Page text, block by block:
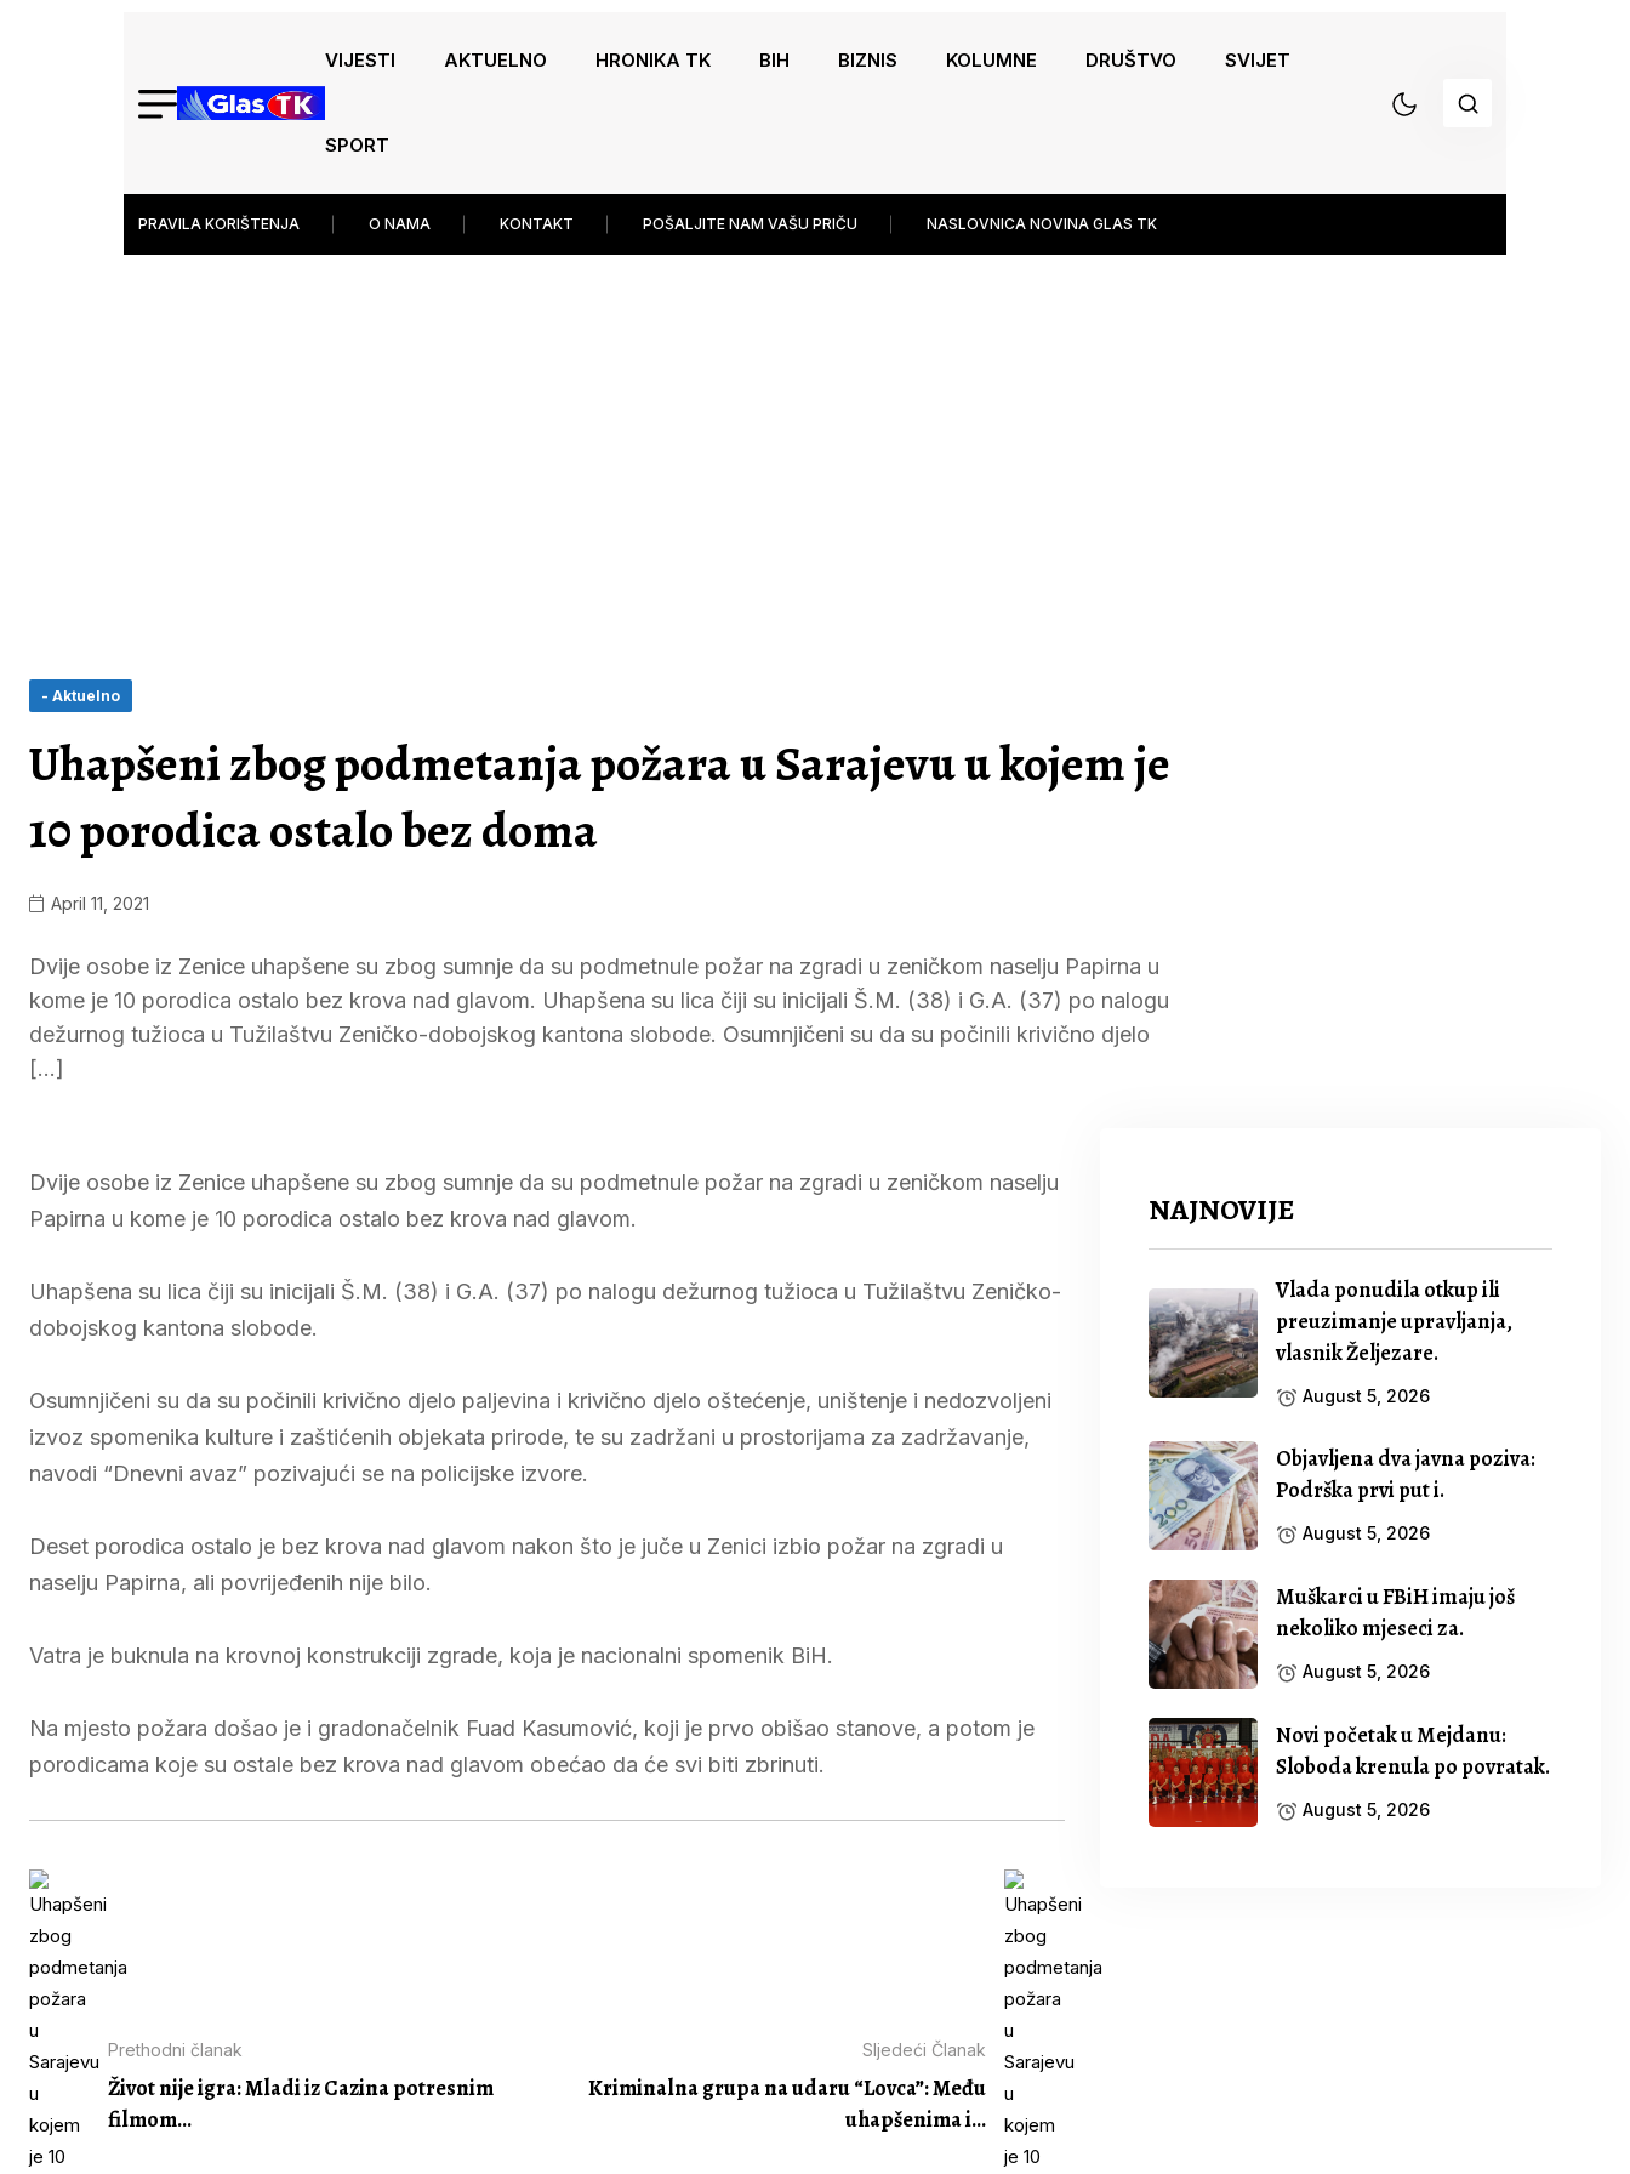
VIJESTI AKTUELNO HRONIKA TK BIH BIZNIS KOLUMNE DRUŠTVO SVIJET
SPORT
PRAVILA KORIŠTENJA O NAMA KONTAKT POŠALJITE NAM VAŠU PRIČU NASLOVNICA NOVINA GLAS TK
- Aktuelno
Uhapšeni zbog podmetanja požara u Sarajevu u kojem je
10 porodica ostalo bez doma
April 11, 2021
Dvije osobe iz Zenice uhapšene su zbog sumnje da su podmetnule požar na zgradi u zeničkom naselju Papirna u
kome je 10 porodica ostalo bez krova nad glavom. Uhapšena su lica čiji su inicijali Š.M. (38) i G.A. (37) po nalogu
dežurnog tužioca u Tužilaštvu Zeničko-dobojskog kantona slobode. Osumnjičeni su da su počinili krivično djelo
[…]
Dvije osobe iz Zenice uhapšene su zbog sumnje da su podmetnule požar na zgradi u zeničkom naselju
Papirna u kome je 10 porodica ostalo bez krova nad glavom.
Uhapšena su lica čiji su inicijali Š.M. (38) i G.A. (37) po nalogu dežurnog tužioca u Tužilaštvu Zeničko-
dobojskog kantona slobode.
Osumnjičeni su da su počinili krivično djelo paljevina i krivično djelo oštećenje, uništenje i nedozvoljeni
izvoz spomenika kulture i zaštićenih objekata prirode, te su zadržani u prostorijama za zadržavanje,
navodi “Dnevni avaz” pozivajući se na policijske izvore.
Deset porodica ostalo je bez krova nad glavom nakon što je juče u Zenici izbio požar na zgradi u
naselju Papirna, ali povrijeđenih nije bilo.
Vatra je buknula na krovnoj konstrukciji zgrade, koja je nacionalni spomenik BiH.
Na mjesto požara došao je i gradonačelnik Fuad Kasumović, koji je prvo obišao stanove, a potom je
porodicama koje su ostale bez krova nad glavom obećao da će svi biti zbrinuti.
Prethodni članak
Život nije igra: Mladi iz Cazina potresnim
filmom...
Sljedeći Članak
Kriminalna grupa na udaru “Lovca”: Među
uhapšenima i...
NAJNOVIJE
Vlada ponudila otkup ili
preuzimanje upravljanja,
vlasnik Željezare.
August 5, 2026
Objavljena dva javna poziva:
Podrška prvi put i.
August 5, 2026
Muškarci u FBiH imaju još
nekoliko mjeseci za.
August 5, 2026
Novi početak u Mejdanu:
Sloboda krenula po povratak.
August 5, 2026